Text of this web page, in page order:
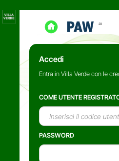
2.1.1
Accedi
Entra in Villa Verde con le
COME UTENTE
PASSWORD